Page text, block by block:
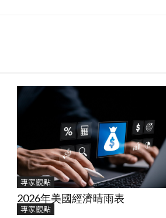
專家觀點
2026年美國經濟晴雨表
專家觀點